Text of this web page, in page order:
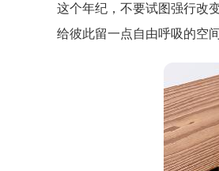
这个年纪，不要试图强行改
给彼此留一点自由呼吸的空